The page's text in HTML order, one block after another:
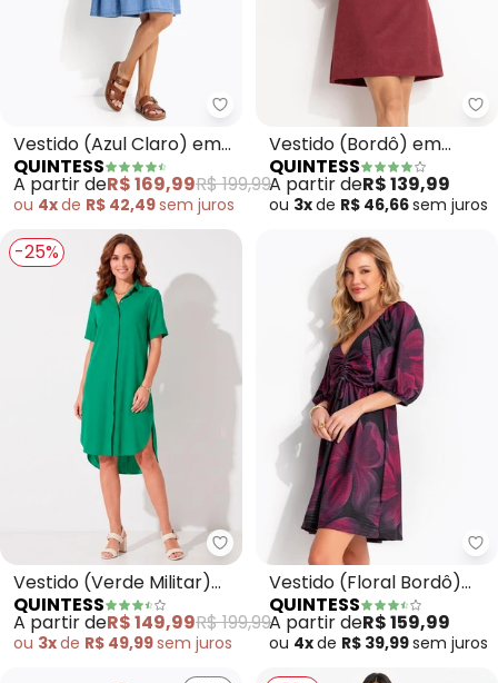
Quintess - Vestido (Azul Claro)
Vestido (Azul Claro) em
Jeans
QUINTESS
A partir deR$ 169,99R$ 199,99
ou 4xde R$ 42,49sem juros
Vestido (Bordô) em
Malha Suede Encorpada
QUINTESS
A partir deR$ 139,99
ou 3xde R$ 46,66sem juros
-25%
Quintess - Vestido (Verde
Vestido (Verde Militar)
em Viscose Plana
QUINTESS
A partir deR$ 149,99R$ 199,99
ou 3xde R$ 49,99sem juros
Vestido (Floral Bordô)
em Malha Texturizada
QUINTESS
A partir deR$ 159,99
ou 4xde R$ 39,99sem juros